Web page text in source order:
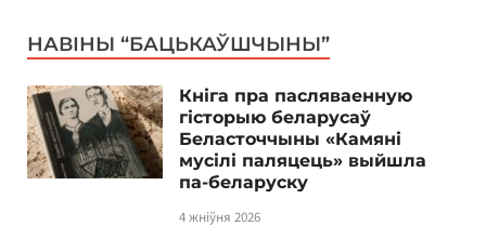
НАВІНЫ “БАЦЬКАЎШЧЫНЫ”
Кніга пра пасляваенную
гісторыю беларусаў
Беласточчыны «Камяні
мусілі паляцець» выйшла
па-беларуску
4 жніўня 2026